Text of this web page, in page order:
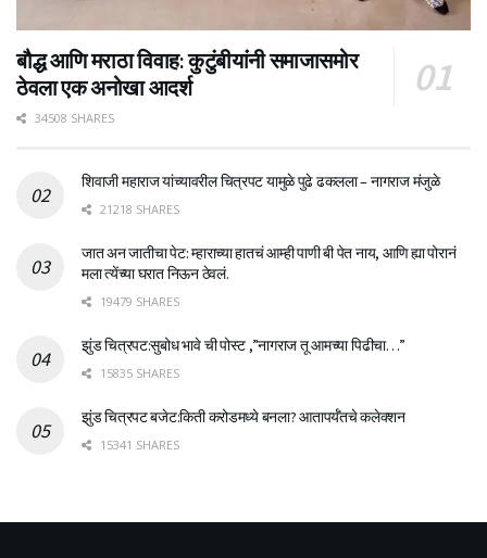
बौद्ध आणि मराठा विवाह: कुटुंबीयांनी समाजासमोर
ठेवला एक अनोखा आदर्श
34508 SHARES
शिवाजी महाराज यांच्यावरील चित्रपट यामुळे पुढे ढकलला – नागराज मंजुळे
21218 SHARES
जात अन जातीचा पेट: म्हाराच्या हातचं आम्ही पाणी बी पेत नाय, आणि ह्या पोरानं
मला त्येंच्या घरात निऊन ठेवलं.
19479 SHARES
झुंड चित्रपट:सुबोध भावे ची पोस्ट ,”नागराज तू आमच्या पिढीचा…”
15835 SHARES
झुंड चित्रपट बजेट:किती करोडमध्ये बनला? आतापर्यँतचे कलेक्शन
15341 SHARES